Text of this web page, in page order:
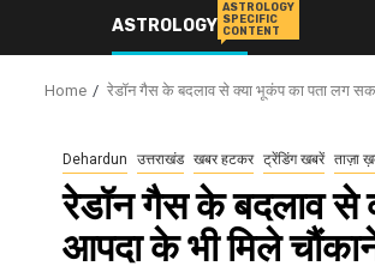
ASTROLOGY
ASTROLOGY
SPECIFIC
CONTENT
Home रेडॉन गैस के बदलाव से क्या भूकंप का पता लग
Dehardun उत्तराखंड खबर हटकर ट्रेंडिंग खबरें ताज़ा
रेडॉन गैस के बदलाव से
आपदा के भी मिले